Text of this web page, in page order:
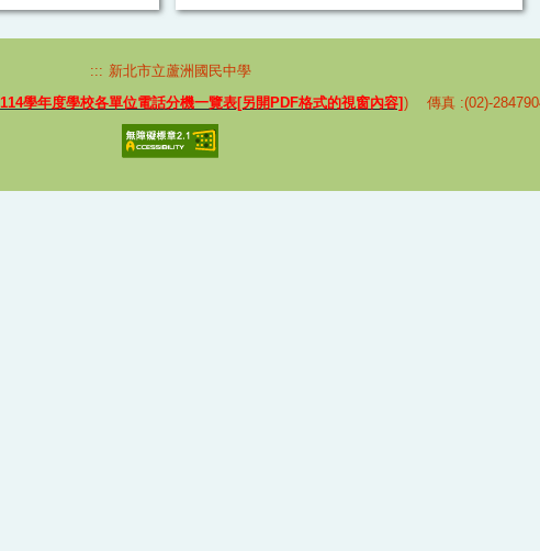
::: 新北市立蘆洲國民中學
114學年度學校各單位電話分機一覽表[另開PDF格式的視窗內容] ) 傳真 :(02)-